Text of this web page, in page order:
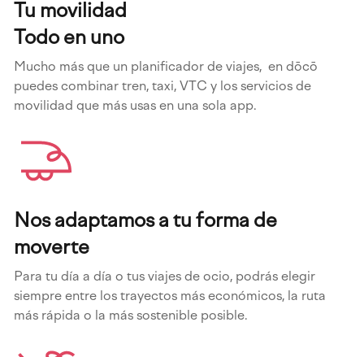
Tu movilidad
Todo en uno
Mucho más que un planificador de viajes, en dōcō
puedes combinar tren, taxi, VTC y los servicios de
movilidad que más usas en una sola app.
Nos adaptamos a tu forma de
moverte
Para tu día a día o tus viajes de ocio, podrás elegir
siempre entre los trayectos más económicos, la ruta
más rápida o la más sostenible posible.